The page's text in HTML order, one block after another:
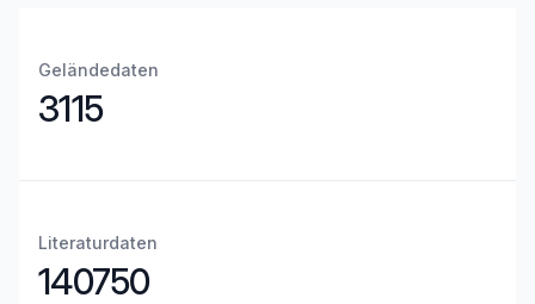
Geländedaten
3115
Literaturdaten
140750